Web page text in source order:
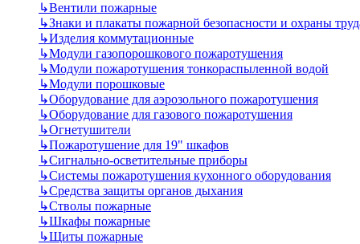
↳Вентили пожарные
↳Знаки и плакаты пожарной безопасности и охраны
↳Изделия коммутационные
↳Модули газопорошкового пожаротушения
↳Модули пожаротушения тонкораспыленной водой
↳Модули порошковые
↳Оборудование для аэрозольного пожаротушения
↳Оборудование для газового пожаротушения
↳Огнетушители
↳Пожаротушение для 19" шкафов
↳Сигнально-осветительные приборы
↳Системы пожаротушения кухонного оборудования
↳Средства защиты органов дыхания
↳Стволы пожарные
↳Шкафы пожарные
↳Щиты пожарные